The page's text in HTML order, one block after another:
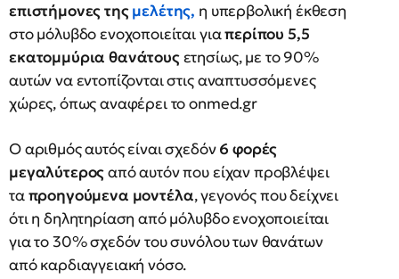
επιστήμονες τηςμελέτης, η υπερβολική έκθεση
στο μόλυβδο ενοχοποιείται γιαπερίπου 5,5
εκατομμύρια θανάτουςετησίως, με το 90%
αυτών να εντοπίζονται στις αναπτυσσόμενες
χώρες, όπως αναφέρει το onmed.gr
Ο αριθμός αυτός είναι σχεδόν6 φορές
μεγαλύτεροςαπό αυτόν που είχαν προβλέψει
ταπροηγούμενα μοντέλα, γεγονός που δείχνει
ότι η δηλητηρίαση από μόλυβδο ενοχοποιείται
για το 30% σχεδόν του συνόλου των θανάτων
από καρδιαγγειακή νόσο.